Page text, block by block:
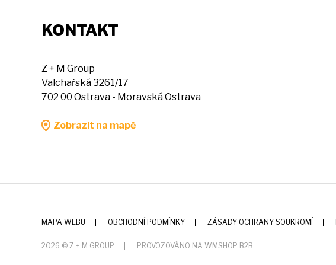
KONTAKT
Z + M Group
Valchařská 3261/17
702 00 Ostrava - Moravská Ostrava
Zobrazit na mapě
MAPA WEBU OBCHODNÍ PODMÍNKY ZÁSADY OCHRANY SOUKROMÍ
2026 © Z + M GROUP PROVOZOVÁNO NA WMSHOP B2B